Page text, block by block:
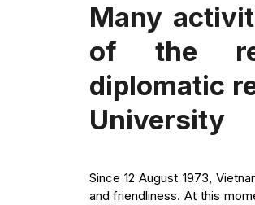
Many
of the
diplomatic
University
Since 12 August 1973,
and friendliness. At this